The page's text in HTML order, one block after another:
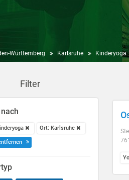
Württemberg Karlsruhe Kinderyoga
Filter
Ort: Karlsruhe